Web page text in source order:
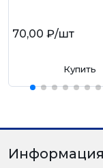
70,00 ₽/шт
Купить
Информация